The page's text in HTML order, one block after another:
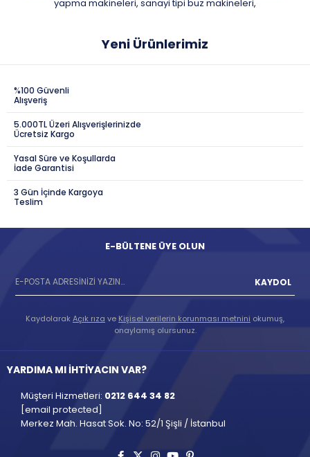
yapma makineleri, sanayi tipi buz makineleri,
Yeni Ürünlerimiz
%100 Güvenli
Alışveriş
5.000TL Üzeri Alışverişlerinizde
Ücretsiz Kargo
Yasal Süre ve Koşullarda
İade Garantisi
3 Gün İçinde Kargoya
Teslim
E-BÜLTENE ÜYE OLUN
KAYDOL
KaydolarakAçık rıza ve Kişisel verilerin korunması metnini okumuş,
onaylamış olursunuz.
YARDIMA MI İHTİYACIN VAR?
Müşteri Hizmetleri: 0212 644 34 82
[email protected]
Merkez Mah. Hasat Sok. No: 52/1 Şişli / İstanbul